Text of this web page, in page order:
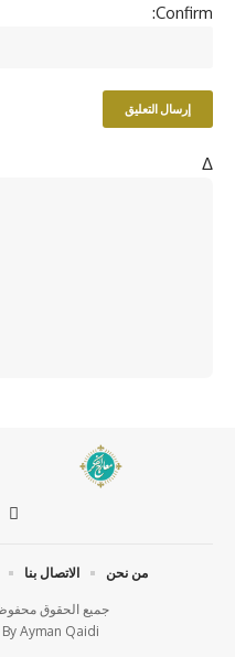
Confirm:
Δ
جميع الحقوق محفوظة © 2023.
Ayman Qaidi
من نحن الاتصال بنا